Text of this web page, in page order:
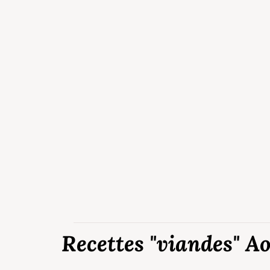
Recettes "viandes"